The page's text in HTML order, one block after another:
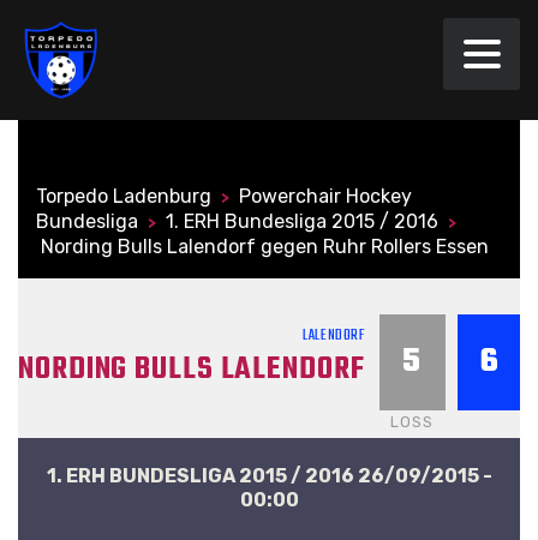
Torpedo Ladenburg > Powerchair Hockey
Bundesliga
> 1. ERH Bundesliga 2015 / 2016 >
Nording Bulls Lalendorf gegen Ruhr Rollers Essen
LALENDORF
NORDING BULLS LALENDORF 5
LOSS
6
1. ERH BUNDESLIGA 2015 / 2016 26/09/2015 -
00:00